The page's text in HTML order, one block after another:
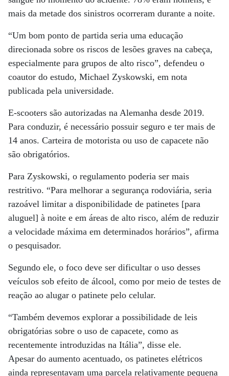
mais da metade dos sinistros ocorreram durante a noite.
“Um bom ponto de partida seria uma educação
direcionada sobre os riscos de lesões graves na cabeça,
especialmente para grupos de alto risco”, defendeu o
coautor do estudo, Michael Zyskowski, em nota
publicada pela universidade.
E-scooters são autorizadas na Alemanha desde 2019.
Para conduzir, é necessário possuir seguro e ter mais de
14 anos. Carteira de motorista ou uso de capacete não
são obrigatórios.
Para Zyskowski, o regulamento poderia ser mais
restritivo. “Para melhorar a segurança rodoviária, seria
razoável limitar a disponibilidade de patinetes [para
aluguel] à noite e em áreas de alto risco, além de reduzir
a velocidade máxima em determinados horários”, afirma
o pesquisador.
Segundo ele, o foco deve ser dificultar o uso desses
veículos sob efeito de álcool, como por meio de testes de
reação ao alugar o patinete pelo celular.
“Também devemos explorar a possibilidade de leis
obrigatórias sobre o uso de capacete, como as
recentemente introduzidas na Itália”, disse ele.
Apesar do aumento acentuado, os patinetes elétricos
ainda representavam uma parcela relativamente pequena